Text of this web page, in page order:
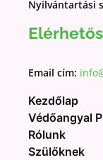
Nyilvántartási
Email cím:
Kezdőlap
Védőangyal
Rólunk
Szülőknek